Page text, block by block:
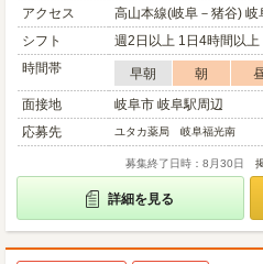
アクセス
高山本線(岐阜－猪谷) 岐
シフト
週2日以上 1日4時間以上
時間帯
早朝 朝
面接地
岐阜市 岐阜駅周辺
応募先
ユタカ薬局 岐阜福光南
募集終了日時：8月30日
詳細を見る